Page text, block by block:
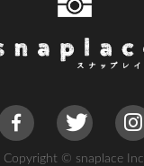
Copyright © snaplace Inc.